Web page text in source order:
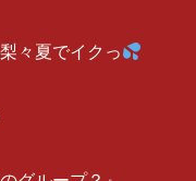
々夏でイクっ